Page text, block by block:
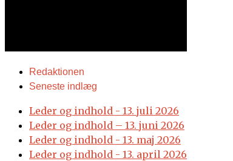
Redaktionen
Seneste indlæg
Leder og indhold - 13. juli 2026
Leder og indhold – 13. juni 2026
Leder og indhold - 13. maj 2026
Leder og indhold - 13. april 2026